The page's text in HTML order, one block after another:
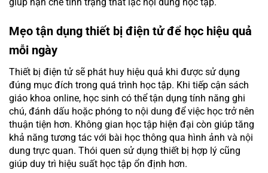
Mẹo tận dụng thiết bị điện tử để học hiệu quả
mỗi ngày
Thiết bị điện tử sẽ phát huy hiệu quả khi được sử dụng
đúng mục đích trong quá trình học tập. Khi tiếp cận sách
giáo khoa online, học sinh có thể tận dụng tính năng ghi
chú, đánh dấu hoặc phóng to nội dung để việc học trở nên
thuận tiện hơn. Không gian học tập hiện đại còn giúp tăng
khả năng tương tác với bài học thông qua hình ảnh và nội
dung trực quan. Thói quen sử dụng thiết bị hợp lý cũng
giúp duy trì hiệu suất học tập ổn định hơn.